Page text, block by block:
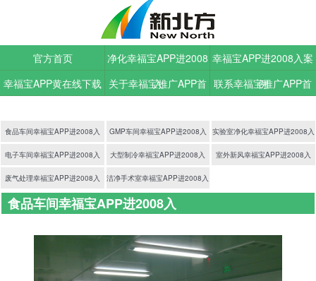
官方首页
净化幸福宝APP进2008
入
幸福宝APP进2008入案
例
幸福宝APP黄在线下载 关于幸福宝推广APP首 联系幸福宝推广APP首
食品车间幸福宝APP进2008入 GMP车间幸福宝APP进2008入 实验室净化幸福宝APP进2008入
电子车间幸福宝APP进2008入 大型制冷幸福宝APP进2008入 室外新风幸福宝APP进2008入
废气处理幸福宝APP进2008入 洁净手术室幸福宝APP进2008入
食品车间幸福宝APP进2008入